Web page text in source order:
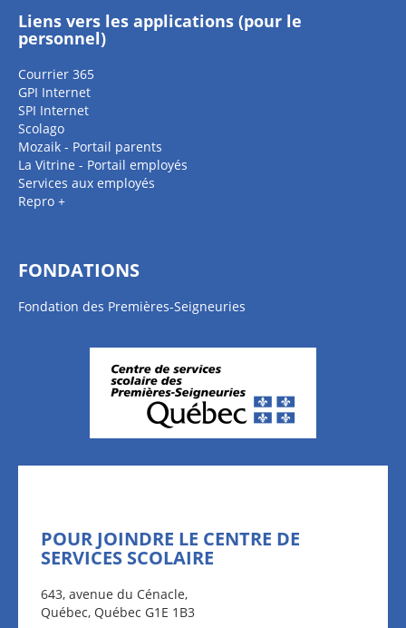
Liens vers les applications (pour le
personnel)
Courrier 365
GPI Internet
SPI Internet
Scolago
Mozaik - Portail parents
La Vitrine - Portail employés
Services aux employés
Repro +
FONDATIONS
Fondation des Premières-Seigneuries
POUR JOINDRE LE CENTRE DE
SERVICES SCOLAIRE
643, avenue du Cénacle,
Québec, Québec G1E 1B3